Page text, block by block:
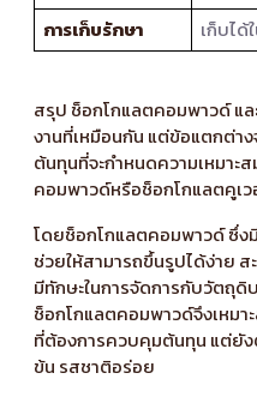
การเก็บรักษา
เก็บไ
สรุป ช็อกโกแลตคอมพาวด์ แล
งานที่เหมือนกัน แต่ข้อแตกต่า
ต้นทุนที่จะกำหนดความเหมาะ
คอมพาวด์หรือช็อกโกแลตคูเว
โดยช็อกโกแลตคอมพาวด์ ซึ่
ช่วยให้สามารถขึ้นรูปได้ง่าย ส
มีทักษะในการจัดการกับวัตถุดิ
ช็อกโกแลตคอมพาวด์จึงเหม
ที่ต้องการควบคุมต้นทุน แต่ยั
ข้น รสชาติอร่อย